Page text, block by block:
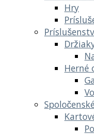
Hry
Herné